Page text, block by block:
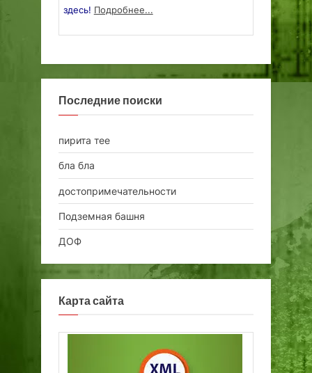
здесь! Подробнее...
Последние поиски
пирита тее
бла бла
достопримечательности
Подземная башня
ДОФ
Карта сайта